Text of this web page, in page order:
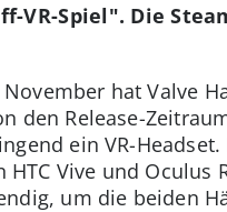
VR-Spiel". Die
hat Valve
den Release-
ein VR-
Vive und
um die beiden